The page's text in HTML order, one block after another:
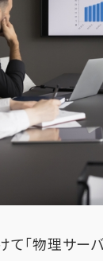
「物理サー